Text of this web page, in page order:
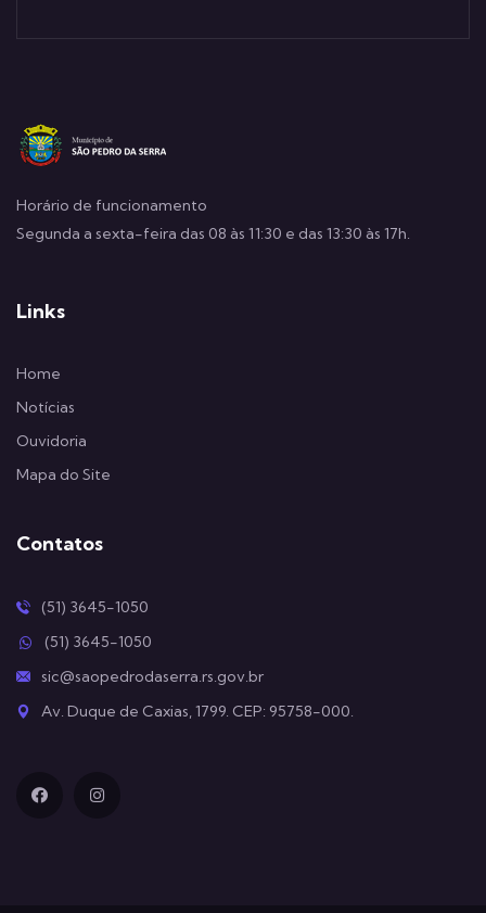
Horário de funcionamento
Segunda a sexta-feira das 08 às 11:30 e das 13:30 às 17h.
Links
Home
Notícias
Ouvidoria
Mapa do Site
Contatos
(51) 3645-1050
(51) 3645-1050
sic@saopedrodaserra.rs.gov.br
Av. Duque de Caxias, 1799. CEP: 95758-000.